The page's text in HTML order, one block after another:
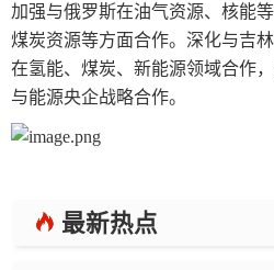
加强与俄罗斯在油气资源、核能
煤炭资源等方面合作。深化与吉
在氢能、煤炭、新能源领域合作
与能源央企战略合作。
最新热点